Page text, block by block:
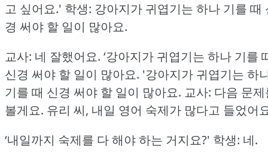
고 싶어요.' 학생: 강아지가 귀엽기는 하나 기를 때
경 써야 할 일이 많아요.
교사: 네 잘했어요. ‘강아지가 귀엽기는 하나 기를
신경 써야 할 일이 많아요. '강아지가 귀엽기는 하
기를 때 신경 써야 할 일이 많아요. 교사: 다음 문
볼게요. 유리 씨, 내일 영어 숙제가 많다고 들었어
‘내일까지 숙제를 다 해야 하는 거지요?' 학생: 네.